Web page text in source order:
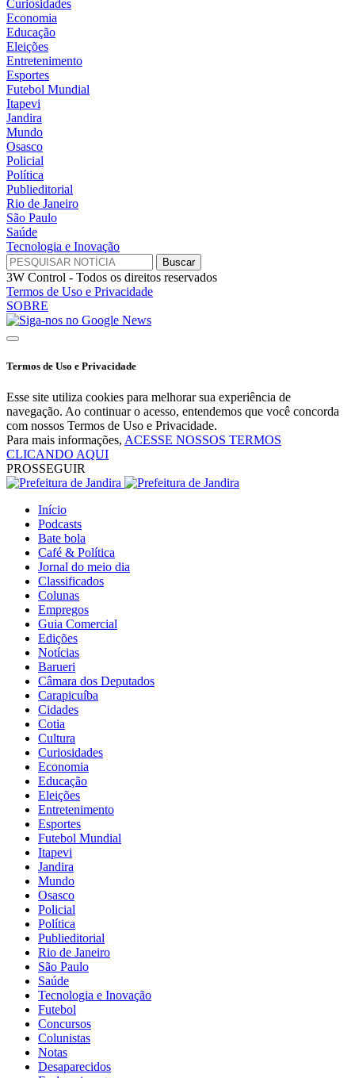
Curiosidades
Economia
Educação
Eleições
Entretenimento
Esportes
Futebol Mundial
Itapevi
Jandira
Mundo
Osasco
Policial
Política
Publieditorial
Rio de Janeiro
São Paulo
Saúde
Tecnologia e Inovação
3W Control - Todos os direitos reservados
Termos de Uso e Privacidade
SOBRE
Termos de Uso e Privacidade
Esse site utiliza cookies para melhorar sua experiência de
navegação. Ao continuar o acesso, entendemos que você concorda
com nossos Termos de Uso e Privacidade.
Para mais informações, ACESSE NOSSOS TERMOS
CLICANDO AQUI
PROSSEGUIR
Início
Podcasts
Bate bola
Café & Política
Jornal do meio dia
Classificados
Colunas
Empregos
Guia Comercial
Edições
Notícias
Barueri
Câmara dos Deputados
Carapicuíba
Cidades
Cotia
Cultura
Curiosidades
Economia
Educação
Eleições
Entretenimento
Esportes
Futebol Mundial
Itapevi
Jandira
Mundo
Osasco
Policial
Política
Publieditorial
Rio de Janeiro
São Paulo
Saúde
Tecnologia e Inovação
Futebol
Concursos
Colunistas
Notas
Desaparecidos